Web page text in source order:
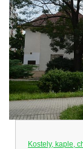
Kostely, kaple,